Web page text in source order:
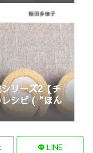
リーズ2【チ
レシピ (“ほん
LINE